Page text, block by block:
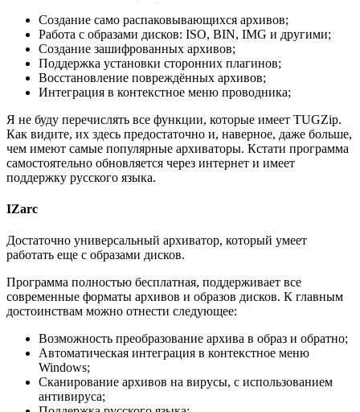
Создание само распаковывающихся архивов;
Работа с образами дисков: ISO, BIN, IMG и другими;
Создание зашифрованных архивов;
Поддержка установки сторонних плагинов;
Восстановление повреждённых архивов;
Интеграция в контекстное меню проводника;
Я не буду перечислять все функции, которые имеет TUGZip.
Как видите, их здесь предостаточно и, наверное, даже больше,
чем имеют самые популярные архиваторы. Кстати программа
самостоятельно обновляется через интернет и имеет
поддержку русского языка.
IZarc
Достаточно универсальный архиватор, который умеет
работать еще с образами дисков.
Программа полностью бесплатная, поддерживает все
современные форматы архивов и образов дисков. К главным
достоинствам можно отнести следующее:
Возможность преобразование архива в образ и обратно;
Автоматическая интеграция в контекстное меню
Windows;
Сканирование архивов на вирусы, с использованием
антивируса;